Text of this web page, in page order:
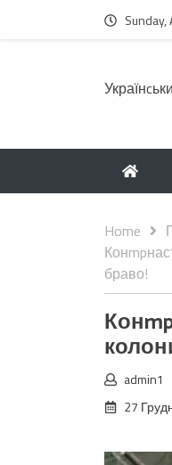
Sunday,
Home
браво!
admin1
27